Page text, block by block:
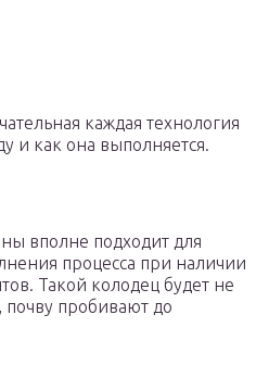
каждая технология
и как она выполняется.
вполне подходит для
процесса при наличии
Такой колодец будет не
почву пробивают до